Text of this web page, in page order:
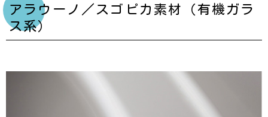
アラウーノ／スゴピカ素材（有機ガラ
ス系）